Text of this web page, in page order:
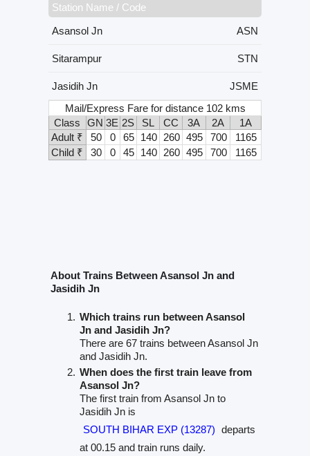
Station Name / Code
Asansol Jn
ASN
Sitarampur STN
Jasidih Jn
JSME
Mail/Express Fare for distance 102 kms
Class
GN 3E 2S SL CC 3A 2A
1A
Adult ₹
50 0 65 140 260 495 700
1165
Child ₹
30 0 45 140 260 495 700 1165
About Trains Between Asansol Jn and
Jasidih Jn
Which trains run between Asansol
Jn and Jasidih Jn?
There are 67 trains between Asansol Jn
and Jasidih Jn.
When does the first train leave from
Asansol Jn?
The first train from Asansol Jn to
Jasidih Jn is
SOUTH BIHAR EXP (13287) departs
at 00.15 and train runs daily.